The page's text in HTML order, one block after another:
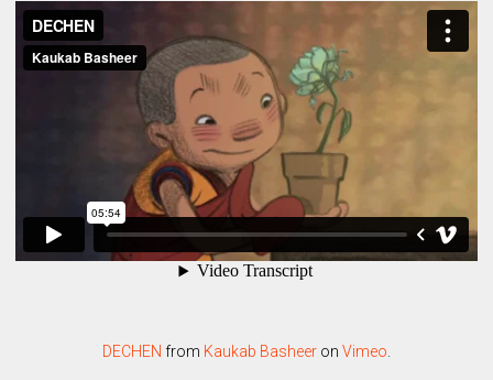
DECHEN from Kaukab Basheeron Vimeo